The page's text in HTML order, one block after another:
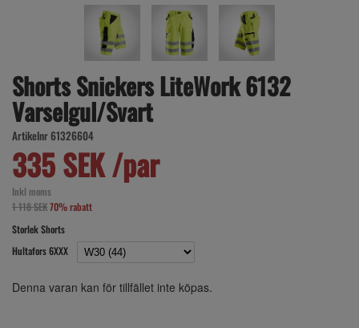
Shorts Snickers LiteWork 6132
Varselgul/Svart
Artikelnr 61326604
335 SEK /par
Inkl moms
1 118 SEK70% rabatt
Storlek Shorts
Hultafors 6XXX
Denna varan kan för tillfället inte köpas.